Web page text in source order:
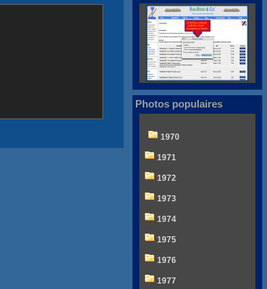
Photos populaires
1970
1971
1972
1973
1974
1975
1976
1977